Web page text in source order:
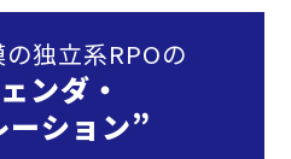
独立系RPOの
ンダ・
ーション”